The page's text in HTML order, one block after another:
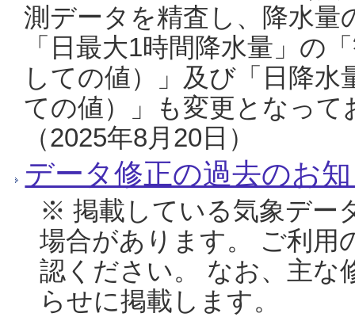
測データを精査し、降水
「日最大1時間降水量」の
しての値）」及び「日降
ての値）」も変更となっ
（2025年8月20日）
データ修正の過去のお
※ 掲載している気象デー
場合があります。 ご利用
認ください。 なお、主な
らせに掲載します。